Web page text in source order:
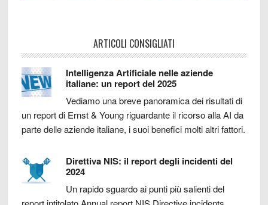
ARTICOLI CONSIGLIATI
Intelligenza Artificiale nelle aziende
italiane: un report del 2025
Vediamo una breve panoramica dei risultati di
un report di Ernst & Young riguardante il ricorso alla AI da
parte delle aziende italiane, i suoi benefici molti altri fattori.
Direttiva NIS: il report degli incidenti del
2024
Un rapido sguardo ai punti più salienti del